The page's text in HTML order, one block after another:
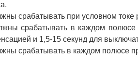
срабатывать при условном токе
срабатывать в каждом полюсе
и 1,5-15 секунд для
срабатывать в каждом полюсе